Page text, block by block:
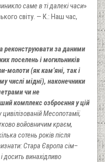
саме в ті далекі часи»
світу. — К.: Наш час,
реконструювати за даними
поселень і могильників
молоти (як кам’яні, так і
числі мідні), наконечники
чи не
комплекс озброєння у цій
Месопотамії,
войовничим краєм,
сотень років після
Стара Європа сім–
досить винахідливо